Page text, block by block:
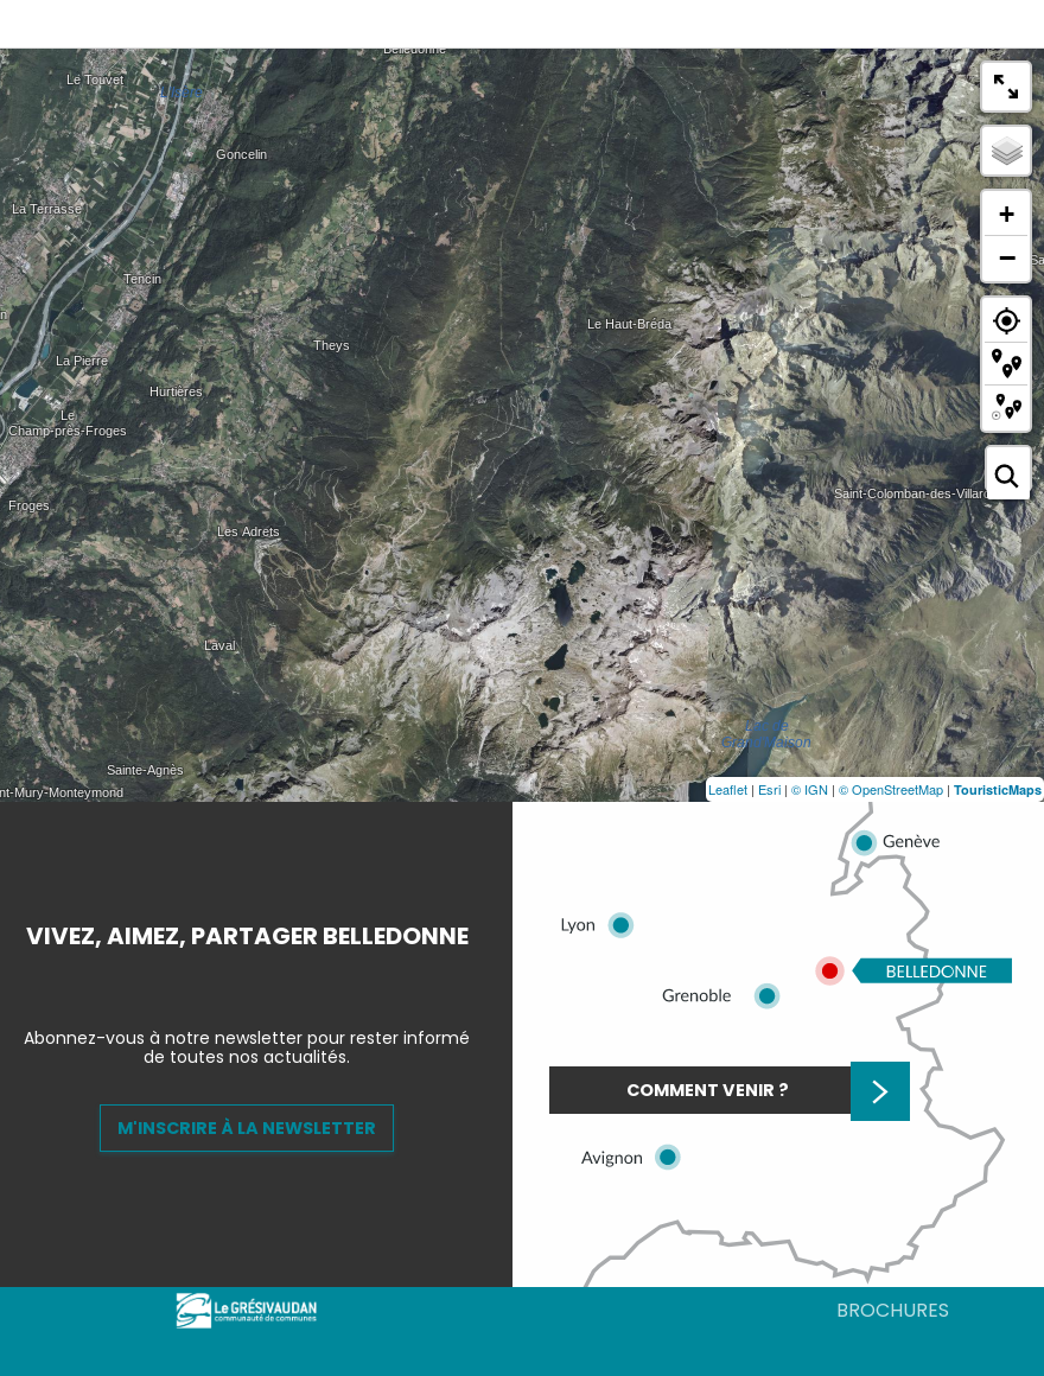
+
−
Leaflet | Esri | © IGN | © OpenStreetMap | TouristicMaps
VIVEZ, AIMEZ, PARTAGER BELLEDONNE
Abonnez-vous à notre newsletter pour rester informé
de toutes nos actualités.
M'INSCRIRE À LA NEWSLETTER
COMMENT VENIR ?
BROCHURES